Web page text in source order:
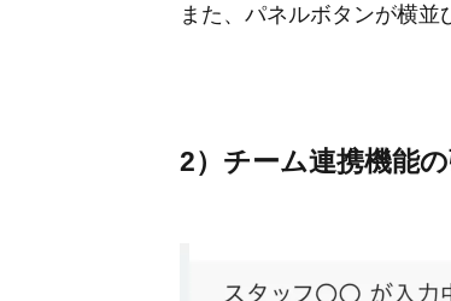
また、パネルボタンが横並
2）チーム連携機能